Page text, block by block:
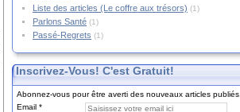
Liste des articles (Le coffre aux trésors) (1)
Parlons Santé (1)
Passé-Regrets (1)
Inscrivez-Vous! C'est Gratuit!
Abonnez-vous pour être averti des nouveaux articles publiés.
Email